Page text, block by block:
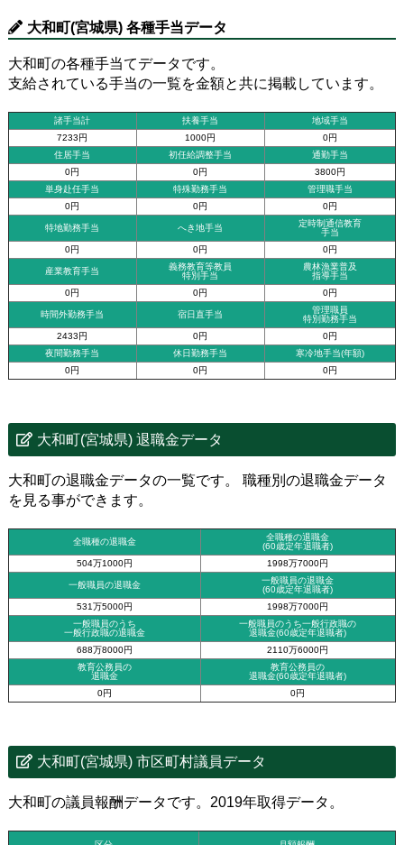
大和町(宮城県) 各種手当データ
大和町の各種手当てデータです。
支給されている手当の一覧を金額と共に掲載しています。
諸手当計 扶養手当
地域手当
7233円
1000円
0円
住居手当
初任給調整手当
通勤手当
0円
0円
3800円
単身赴任手当
特殊勤務手当
管理職手当
0円
0円 0円
特地勤務手当 へき地手当
定時制通信教育
手当
0円
0円 0円
産業教育手当
義務教育等教員
特別手当
農林漁業普及
指導手当
0円
0円 0円
時間外勤務手当 宿日直手当
管理職員
特別勤務手当
2433円
0円
0円
夜間勤務手当
休日勤務手当
寒冷地手当(年額)
0円
0円 0円
大和町(宮城県) 退職金データ
大和町の退職金データの一覧です。 職種別の退職金データ
を見る事ができます。
全職種の退職金
全職種の退職金
(60歳定年退職者)
504万1000円
1998万7000円
一般職員の退職金
一般職員の退職金
(60歳定年退職者)
531万5000円
1998万7000円
一般職員のうち
一般行政職の退職金
一般職員のうち一般行政職の
退職金(60歳定年退職者)
688万8000円
2110万6000円
教育公務員の
退職金
教育公務員の
退職金(60歳定年退職者)
0円
0円
大和町(宮城県) 市区町村議員データ
大和町の議員報酬データです。2019年取得データ。